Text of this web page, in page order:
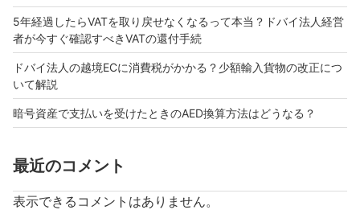
5年経過したらVATを取り戻せなくなるって本当？ドバイ法人経営
者が今すぐ確認すべきVATの還付手続
ドバイ法人の越境ECに消費税がかかる？少額輸入貨物の改正につ
いて解説
暗号資産で支払いを受けたときのAED換算方法はどうなる？
最近のコメント
表示できるコメントはありません。